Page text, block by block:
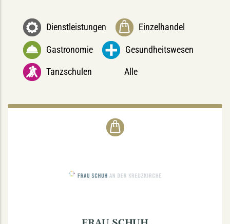
Dienstleistungen Einzelhandel
Gastronomie Gesundheitswesen
Tanzschulen Alle
FRAU SCHUH
Sa.: 10-14